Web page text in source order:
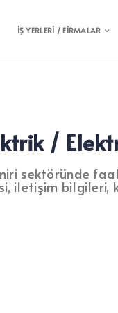
İŞ YERLERİ / FİRMALAR
/
sektöründe
iletişim